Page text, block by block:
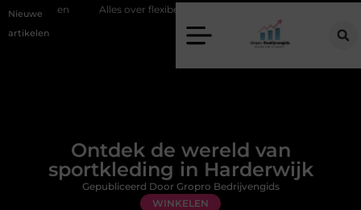
Nieuwe
artikelen
Alles over flexibele inzet van personeel
Ontdek de wereld van
sportkleding in Harderwijk
WINKELEN
Gepubliceerd Door Gropro Bedrijvengids